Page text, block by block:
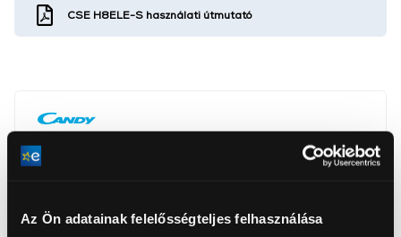
Az Ön adatainak felelősségteljes felhasználása
Candy Hoover Hungary Kft.
CSE H8ELE-S használati útmutató